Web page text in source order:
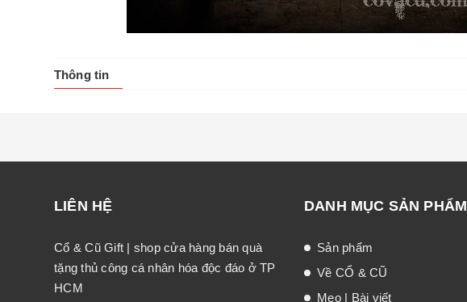
Thông tin
LIÊN HỆ
Cổ & Cũ Gift | shop cửa hàng bán quà
tặng thủ công cá nhân hóa độc đáo ở TP
HCM
DANH MỤC SẢN PHẨM
Sản phẩm
Về CỔ & CŨ
Mẹo | Bài viết